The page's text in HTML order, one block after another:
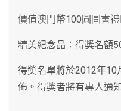
價值澳門幣100圓圖書
精美紀念品：得獎名額
得奬名單將於2012年10
佈。得獎者將有專人通